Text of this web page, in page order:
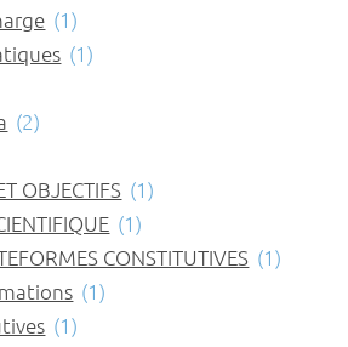
(1)
(1)
(2)
OBJECTIFS (1)
(1)
CONSTITUTIVES (1)
(1)
(1)